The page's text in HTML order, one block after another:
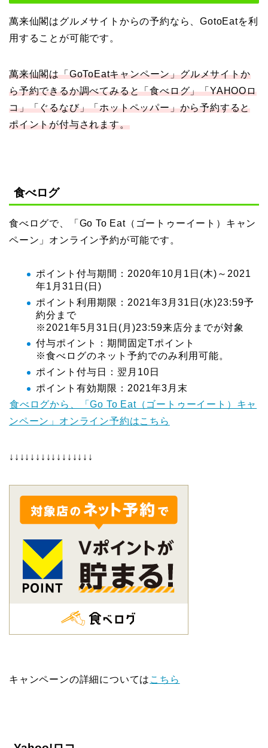
萬来仙閣はグルメサイトからの予約なら、GotoEatを利
用することが可能です。
萬来仙閣は「GoToEatキャンペーン」グルメサイトか
ら予約できるか調べてみると「食べログ」「YAHOOロ
コ」「ぐるなび」「ホットペッパー」から予約すると
ポイントが付与されます。
食べログ
食べログで、「Go To Eat（ゴートゥーイート）キャン
ペーン」オンライン予約が可能です。
ポイント付与期間：2020年10月1日(木)～2021
年1月31日(日)
ポイント利用期限：2021年3月31日(水)23:59予
約分まで
※2021年5月31日(月)23:59来店分までが対象
付与ポイント：期間固定Tポイント
※食べログのネット予約でのみ利用可能。
ポイント付与日：翌月10日
ポイント有効期限：2021年3月末
食べログから、「Go To Eat（ゴートゥーイート）キャ
ンペーン」オンライン予約はこちら
↓↓↓↓↓↓↓↓↓↓↓↓↓↓↓↓
キャンペーンの詳細については こちら